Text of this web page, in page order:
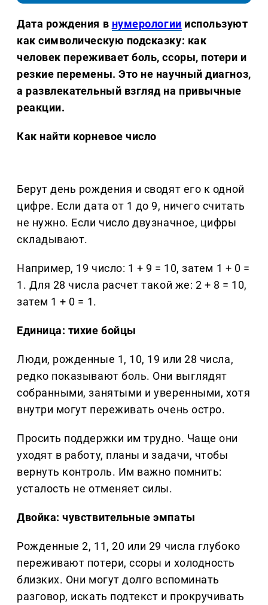
Дата рождения в нумерологии используют
как символическую подсказку: как
человек переживает боль, ссоры, потери и
резкие перемены. Это не научный диагноз,
а развлекательный взгляд на привычные
реакции.
Как найти корневое число
Берут день рождения и сводят его к одной
цифре. Если дата от 1 до 9, ничего считать
не нужно. Если число двузначное, цифры
складывают.
Например, 19 число: 1 + 9 = 10, затем 1 + 0 =
1. Для 28 числа расчет такой же: 2 + 8 = 10,
затем 1 + 0 = 1.
Единица: тихие бойцы
Люди, рожденные 1, 10, 19 или 28 числа,
редко показывают боль. Они выглядят
собранными, занятыми и уверенными, хотя
внутри могут переживать очень остро.
Просить поддержки им трудно. Чаще они
уходят в работу, планы и задачи, чтобы
вернуть контроль. Им важно помнить:
усталость не отменяет силы.
Двойка: чувствительные эмпаты
Рожденные 2, 11, 20 или 29 числа глубоко
переживают потери, ссоры и холодность
близких. Они могут долго вспоминать
разговор, искать подтекст и прокручивать